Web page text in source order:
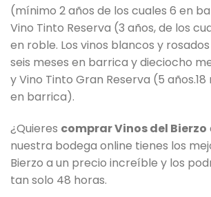
(mínimo 2 años de los cuales 6 en
Vino Tinto Reserva (3 años, de los
en roble. Los vinos blancos y
seis meses en barrica y dieciocho
y Vino Tinto Gran Reserva (5
en barrica).
¿Quieres comprar Vinos del Bierzo
nuestra bodega online tienes los
Bierzo a un precio increíble y los
tan solo 48 horas.